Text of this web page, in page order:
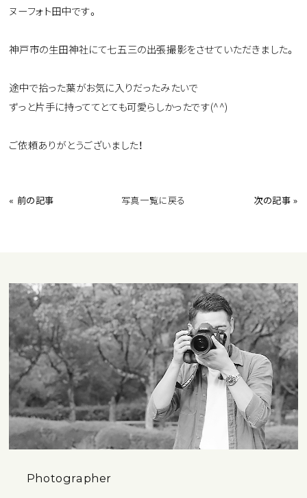
ヌーフォト田中です。
神戸市の生田神社にて七五三の出張撮影をさせていただきました。
途中で拾った葉がお気に入りだったみたいで
ずっと片手に持っててとても可愛らしかったです(^^)
ご依頼ありがとうございました！
« 前の記事 写真一覧に戻る 次の記事 »
Photographer